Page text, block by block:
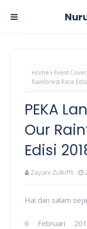
Home Event
Rainforest Race
PEKA
Our
Edisi
Zayani Zulkiffli
Hai dan salam
6 Februari